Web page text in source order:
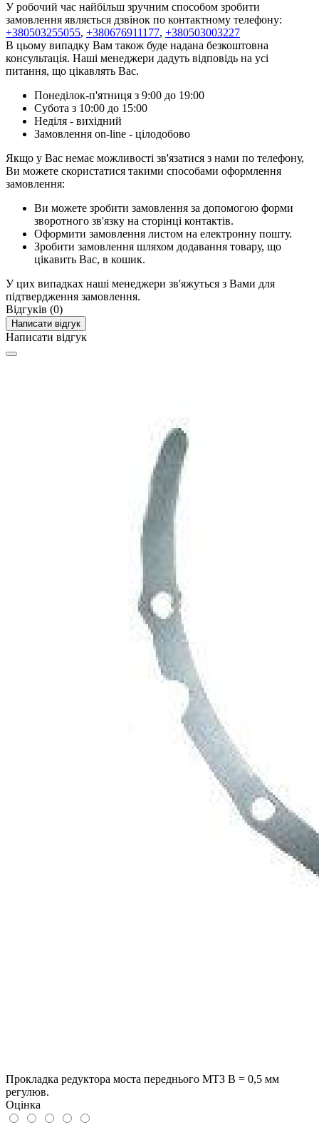
У робочий час найбільш зручним способом зробити
замовлення являється дзвінок по контактному телефону:
+380503255055, +380676911177, +380503003227
В цьому випадку Вам також буде надана безкоштовна
консультація. Наші менеджери дадуть відповідь на усі
питання, що цікавлять Вас.
Понеділок-п'ятниця з 9:00 до 19:00
Субота з 10:00 до 15:00
Неділя - вихідний
Замовлення on-line - цілодобово
Якщо у Вас немає можливості зв'язатися з нами по телефону,
Ви можете скористатися такими способами оформлення
замовлення:
Ви можете зробити замовлення за допомогою форми
зворотного зв'язку на сторінці контактів.
Оформити замовлення листом на електронну пошту.
Зробити замовлення шляхом додавання товару, що
цікавить Вас, в кошик.
У цих випадках наші менеджери зв'яжуться з Вами для
підтвердження замовлення.
Відгуків (0)
Написати відгук
Написати відгук
Прокладка редуктора моста переднього МТЗ В = 0,5 мм
регулюв.
Оцінка